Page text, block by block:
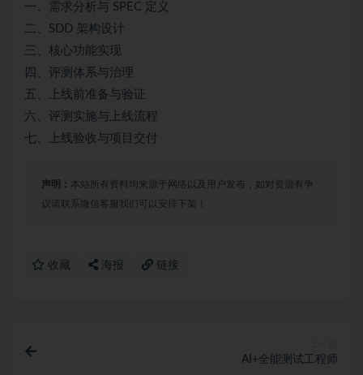
一、需求分析与 SPEC 定义
二、SDD 架构设计
三、核心功能实现
四、评测体系与治理
五、上线前准备与验证
六、评测实施与上线流程
七、上线验收与项目交付
声明： 本站所有资料均来源于网络以及用户发布，如对资源有争
议请联系微信客服我们可以安排下架！
收藏 海报 链接
AI+全能测试工程师